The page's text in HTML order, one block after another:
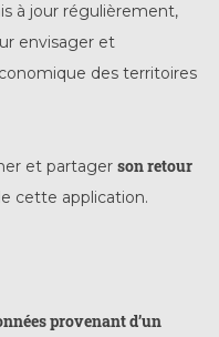
à jour régulièrement,
envisager et
des territoires
et partager son retour
cette application.
provenant d’un